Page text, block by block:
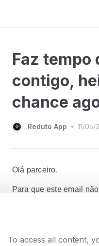
Faz tempo
contigo,
chance
Reduto App • 11/05/
Olá parceiro.
Para que este email
será que você
To access all content,